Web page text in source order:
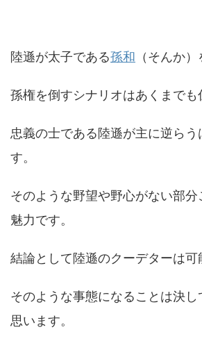
陸遜が太子である孫和 （そんか）
孫権を倒すシナリオはあくまでも
忠義の士である陸遜が主に逆ら
す。
そのような野望や野心がない部
魅力です。
結論として陸遜のクーデターは可
そのような事態になることは決
思います。